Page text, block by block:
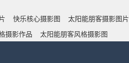
快乐核心摄影图 太阳能朋客摄影图片
摄影作品
太阳能朋客风格摄影图